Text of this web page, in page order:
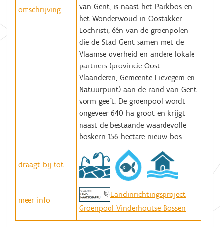
omschrijving
van Gent, is naast het Parkbos en
het Wonderwoud in Oostakker-
Lochristi, één van de groenpolen
die de Stad Gent samen met de
Vlaamse overheid en andere lokale
partners (provincie Oost-
Vlaanderen, Gemeente Lievegem en
Natuurpunt) aan de rand van Gent
vorm geeft. De groenpool wordt
ongeveer 640 ha groot en krijgt
naast de bestaande waardevolle
boskern 156 hectare nieuw bos.
draagt bij tot
meer info
Landinrichtingsproject
Groenpool Vinderhoutse Bossen